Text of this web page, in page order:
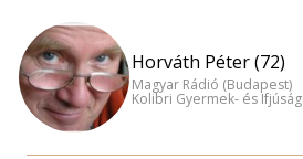
Horváth Péter (72)
Magyar Rádió (Budapest)
Kolibri Gyermek- és